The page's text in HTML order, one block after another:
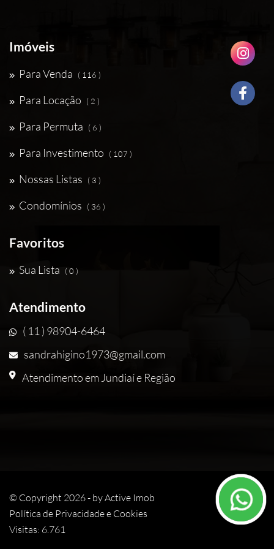
Imóveis
Para Venda ( 116 )
Para Locação ( 2 )
Para Permuta ( 6 )
Para Investimento ( 107 )
Nossas Listas ( 3 )
Condomínios ( 36 )
Favoritos
Sua Lista ( 0 )
Atendimento
( 11 ) 98904-6464
sandrahigino1973@gmail.com
Atendimento em Jundiaí e Região
© Copyright 2026 - byActive Imob
Política de Privacidade e Cookies
Visitas: 6.761